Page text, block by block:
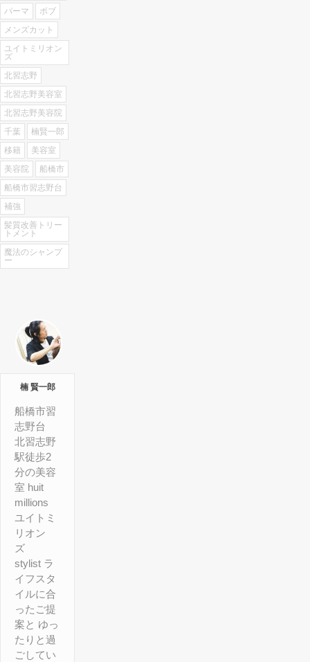
パーマ
ボブ
メンズカット
ユイトミリオン
ズ
北習志野
北習志野美容室
北習志野美容院
千葉
楠賢一郎
移籍
美容室
美容院
船橋市
船橋市習志野台
補強
髪質改善トリー
トメント
魔法のシャンプ
ー
楠 賢一郎
船橋市習
志野台
北習志野
駅徒歩2
分の美容
室 huit
millions
ユイトミ
リオン
ズ
stylist ラ
イフスタ
イルに合
ったご提
案と ゆっ
たりと過
ごしてい